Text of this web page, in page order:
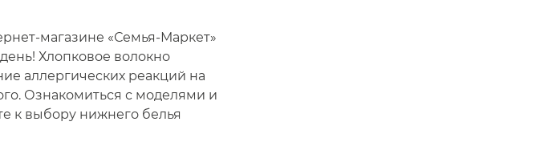
магазине «Семья-Маркет»
Хлопковое волокно
аллергических реакций на
Ознакомиться с моделями и
к выбору нижнего белья